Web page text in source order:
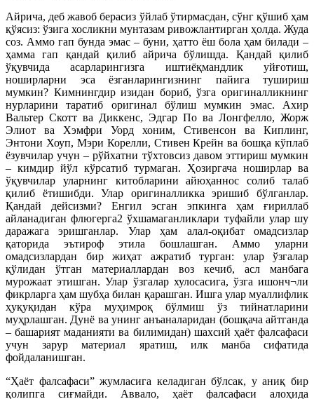
Айрича, деб жавоб берасиз ўйлаб ўтирмасдан, сўнг қўшиб ҳам
қўясиз: ўзига хосликни мунтазам ривожлантирган ҳолда. Жуда
соз. Аммо гап бунда эмас – буни, ҳатто ёш бола ҳам билади –
ҳамма гап қандай қилиб айрича бўлишда. Қандай қилиб
ўқувчида асарларингизга иштиёқмандлик уйғотиш,
ноширларни эса ёзганларингизнинг пайига тушириш
мумкин? Кимнингдир изидан бориб, ўзга оригиналликнинг
нурларини таратиб оригинал бўлиш мумкин эмас. Ахир
Вальтер Скотт ва Диккенс, Эдгар По ва Лонгфелло, Жорж
Элиот ва Хэмфри Уорд хоним, Стивенсон ва Киплинг,
Энтони Хоуп, Мэри Корелли, Стивен Крейн ва бошқа кўплаб
ёзувчилар учун – рўйхатни тўхтовсиз давом эттириш мумкин
– кимдир йўл кўрсатиб турмаган. Ҳозиргача ноширлар ва
ўқувчилар уларнинг китобларини айюҳаннос солиб талаб
қилиб ётишибди. Улар оригиналликка эришиб бўлганлар.
Қандай дейсизми? Енгил эсган эпкинга ҳам ғириллаб
айланадиган флюгерга2 ўхшамаганликлари туфайли улар шу
даражага эришганлар. Улар ҳам алал-оқибат омадсизлар
қаторида эътироф этила бошлашган. Аммо уларни
омадсизлардан бир жиҳат ажратиб турган: улар ўзгалар
қўлидан ўтган материаллардан воз кечиб, асл манбага
мурожаат этишган. Улар ўзгалар хулосасига, ўзга ишонч¬ли
фикрларга ҳам шубҳа билан қарашган. Ишга улар муаллифлик
ҳуқуқидан кўра муҳимроқ бўлмиш ўз тийнатларини
муҳрлашган. Дунё ва унинг анъаналаридан (бошқача айтганда
– башарият маданияти ва билимидан) шахсий ҳаёт фалсафаси
учун зарур материал яратиш, илк манба сифатида
фойдаланишган.
“Ҳаёт фалсафаси” жумласига келадиган бўлсак, у аниқ бир
қолипга сиғмайди. Аввало, ҳаёт фалсафаси алоҳида